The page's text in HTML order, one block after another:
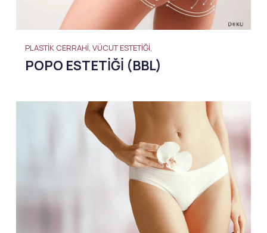
PLASTIK CERRAHI, VÜCUT ESTETIĞI,
POPO ESTETIĞI (BBL)